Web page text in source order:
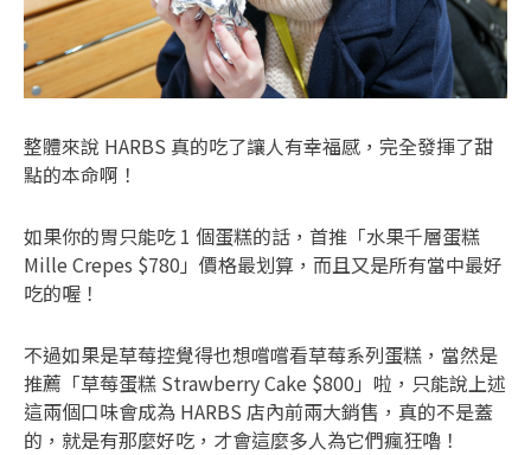
整體來說 HARBS 真的吃了讓人有幸福感，完全發揮了甜
點的本命啊！
如果你的胃只能吃 1 個蛋糕的話，首推「水果千層蛋糕
Mille Crepes $780」價格最划算，而且又是所有當中最好
吃的喔！
不過如果是草莓控覺得也想嚐嚐看草莓系列蛋糕，當然是
推薦「草莓蛋糕 Strawberry Cake $800」啦，只能說上述
這兩個口味會成為 HARBS 店內前兩大銷售，真的不是蓋
的，就是有那麼好吃，才會這麼多人為它們瘋狂嚕！